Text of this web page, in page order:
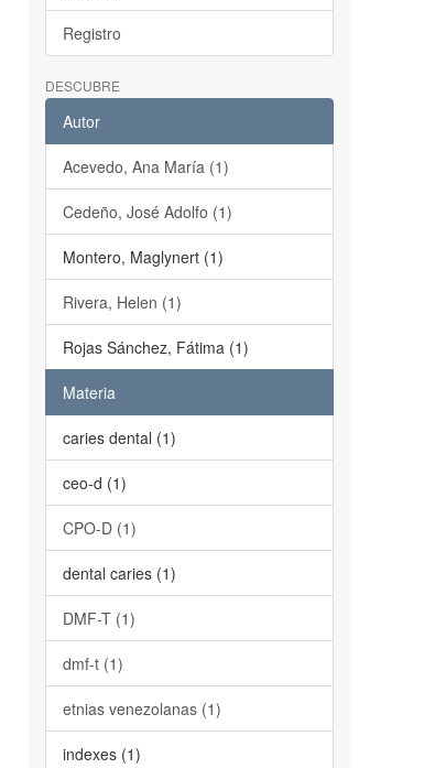
Registro
DESCUBRE
Autor
Acevedo, Ana María (1)
Cedeño, José Adolfo (1)
Montero, Maglynert (1)
Rivera, Helen (1)
Rojas Sánchez, Fátima (1)
Materia
caries dental (1)
ceo-d (1)
CPO-D (1)
dental caries (1)
DMF-T (1)
dmf-t (1)
etnias venezolanas (1)
indexes (1)